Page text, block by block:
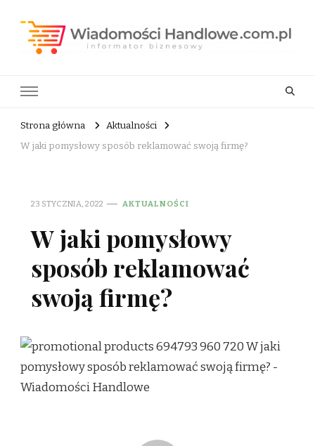
Strona główna
Aktualności
W jaki pomysłowy sposób reklamować swoją firmę?
23 STYCZNIA, 2022 AKTUALNOŚCI
W jaki pomysłowy
sposób reklamować
swoją firmę?